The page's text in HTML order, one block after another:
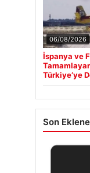
06/08/2026
İspanya ve
Türkiye’ye
Son